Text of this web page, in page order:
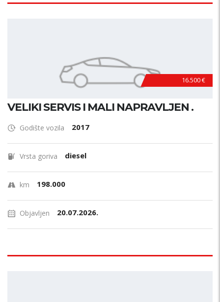
16.500 €
VELIKI SERVIS I MALI NAPRAVLJEN .
Godište vozila 2017
Vrsta goriva diesel
km 198.000
Objavljen 20.07.2026.